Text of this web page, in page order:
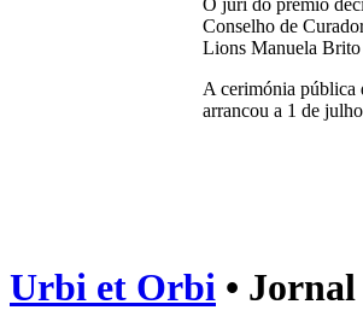
O júri do prémio
Conselho de
Lions Manuela Brito
A cerimónia pública
arrancou a 1 de
Urbi et Orbi •